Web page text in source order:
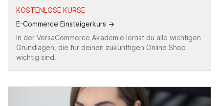
KOSTENLOSE KURSE
E-Commerce Einsteigerkurs →
In der VersaCommerce Akademie lernst du alle wichtigen
Grundlagen, die für deinen zukünftigen Online Shop
wichtig sind.